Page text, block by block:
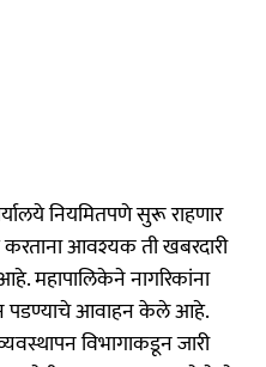
नियमितपणे सुरू राहणार
करताना आवश्यक ती खबरदारी
महापालिकेने नागरिकांना
न पडण्याचे आवाहन केले आहे.
विभागाकडून जारी